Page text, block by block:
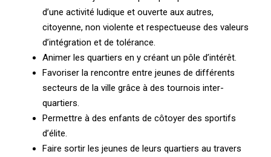
d’une activité ludique et ouverte aux autres,
citoyenne, non violente et respectueuse des valeurs
d’intégration et de tolérance.
Animer les quartiers en y créant un pôle d’intérêt.
Favoriser la rencontre entre jeunes de différents
secteurs de la ville grâce à des tournois inter-
quartiers.
Permettre à des enfants de côtoyer des sportifs
d’élite.
Faire sortir les jeunes de leurs quartiers au travers